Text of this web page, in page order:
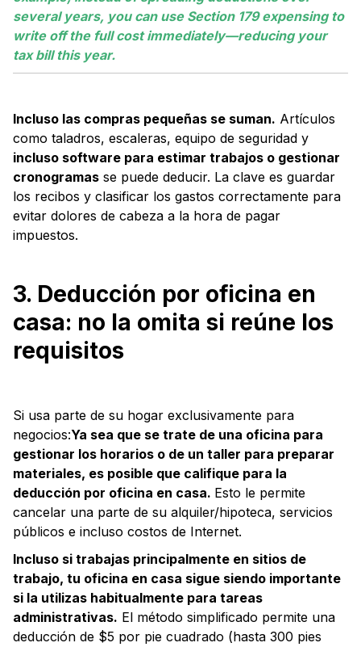
several years, you can use Section 179 expensing to
write off the full cost immediately—reducing your
tax bill this year.
Incluso las compras pequeñas se suman. Artículos
como taladros, escaleras, equipo de seguridad y
incluso software para estimar trabajos o gestionar
cronogramas se puede deducir. La clave es guardar
los recibos y clasificar los gastos correctamente para
evitar dolores de cabeza a la hora de pagar
impuestos.
3. Deducción por oficina en
casa: no la omita si reúne los
requisitos
Si usa parte de su hogar exclusivamente para
negocios:Ya sea que se trate de una oficina para
gestionar los horarios o de un taller para preparar
materiales, es posible que califique para la
deducción por oficina en casa. Esto le permite
cancelar una parte de su alquiler/hipoteca, servicios
públicos e incluso costos de Internet.
Incluso si trabajas principalmente en sitios de
trabajo, tu oficina en casa sigue siendo importante
si la utilizas habitualmente para tareas
administrativas. El método simplificado permite una
deducción de $5 por pie cuadrado (hasta 300 pies